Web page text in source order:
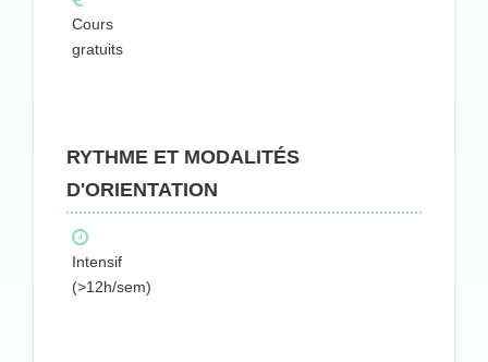
Cours
gratuits
RYTHME ET MODALITÉS
D'ORIENTATION
Intensif
(>12h/sem)